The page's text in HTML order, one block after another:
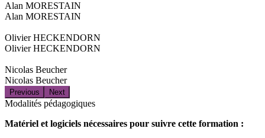
Alan MORESTAIN
Alan MORESTAIN
Olivier HECKENDORN
Olivier HECKENDORN
Nicolas Beucher
Nicolas Beucher
Previous Next
Modalités pédagogiques
Matériel et logiciels nécessaires pour suivre cette formation :